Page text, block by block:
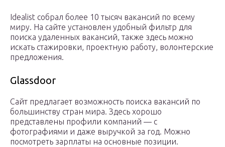
Idealist собрал более 10 тысяч вакансий по всему
миру. На сайте установлен удобный фильтр для
поиска удаленных вакансий, также здесь можно
искать стажировки, проектную работу, волонтерские
предложения.
Glassdoor
Сайт предлагает возможность поиска вакансий по
большинству стран мира. Здесь хорошо
представлены профили компаний — с
фотографиями и даже выручкой за год. Можно
посмотреть зарплаты на основные позиции.